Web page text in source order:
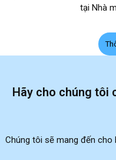
tại Nhà
Hãy cho chúng tôi
Chúng tôi sẽ mang đến